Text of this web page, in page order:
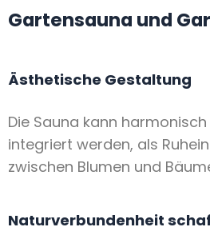
Gartensauna und
Ästhetische Gestaltung
Die Sauna kann
integriert werden, als
zwischen Blumen und
Naturverbundenheit